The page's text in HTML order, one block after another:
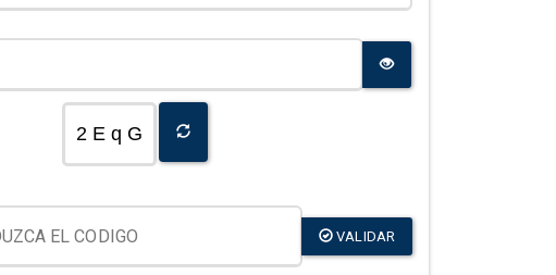
2 E q G
VALIDAR